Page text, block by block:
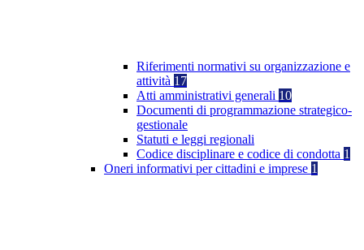
Riferimenti normativi su organizzazione e
attività 17
Atti amministrativi generali 10
Documenti di programmazione strategico-
gestionale
Statuti e leggi regionali
Codice disciplinare e codice di condotta 1
Oneri informativi per cittadini e imprese 1